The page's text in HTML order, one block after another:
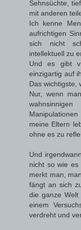
Sehnsüchte,
mit anderen
Ich kenne
aufrichtigen
sich nicht
intellektuell zu
Und es gibt
einzigartig auf
Das wichtigste,
Nur, wenn
meine Eltern
ohne es zu
Und
nicht so wie
merkt man,
fängt an sich
die ganze
einem
verdreht und